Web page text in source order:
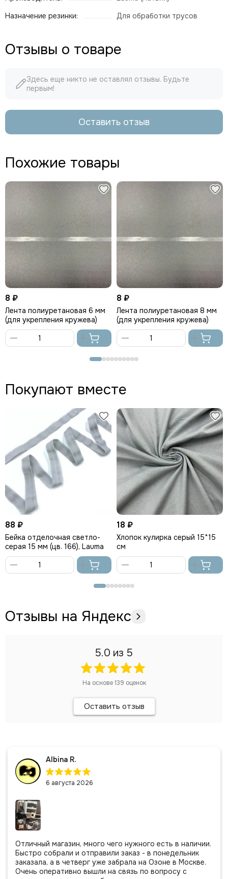
Назначение резинки:
Для обработки трусов
Отзывы о товаре
Здесь еще никто не оставлял отзывы. Будьте
первым!
Оставить отзыв
Похожие товары
8 ₽
Лента полиуретановая 6 мм
(для укрепления кружева)
корзину
8 ₽
Лента полиуретановая 8 мм
(для укрепления кружева)
Покупают вместе
88 ₽
Бейка отделочная светло-
серая 15 мм (цв. 166), Lauma
корзину
18 ₽
Хлопок кулирка серый 15*15
см
Отзывы на Яндекс
5.0 из 5
На основе139 оценок
Оставить отзыв
Albina R.
6 августа 2026
Отличный магазин, много чего нужного есть в наличии.
Быстро собрали и отправили заказ - в понедельник
заказала, а в четверг уже забрала на Озоне в Москве.
Очень оперативно вышли на связь по вопросу с